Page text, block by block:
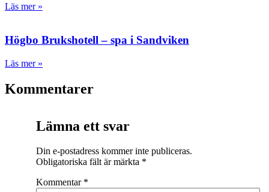
Läs mer »
Högbo Brukshotell – spa i Sandviken
Läs mer »
Kommentarer
Lämna ett svar
Din e-postadress kommer inte publiceras.
Obligatoriska fält är märkta *
Kommentar *